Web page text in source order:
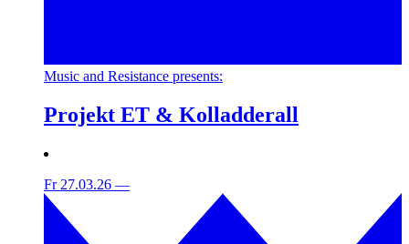
Music and Resistance presents:
Projekt ET & Kolladderall
Fr 27.03.26 —